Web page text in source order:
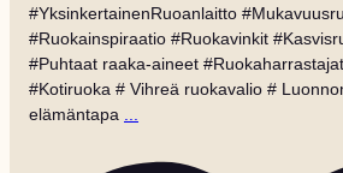
#YksinkertainenRuoanlaitto
#Ruokainspiraatio #Ruokavinkit
#Puhtaat raaka-aineet
#Kotiruoka # Vihreä ruokavalio #
elämäntapa ...